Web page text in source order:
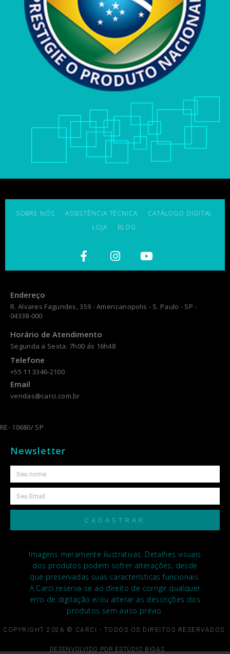
SOBRE NÓS ASSISTÊNCIA TÉCNICA
CATÁLOGO DIGITAL
LOJA
BLOG
Endereço
R. Alvares Fagundes, 359 - Americanopolis - S. Paulo - SP -
04338-000
Horário de Atendimento
Segunda a Sexta: 7h00 ás 16h48
Telefone
+55 11 3346-2100
Email
vendas@carci.com.br
RE- 10680/ SP
Newsletter
CADASTRAR
Imagens meramente ilustrativas. Detalhes visuais
dos produtos podem sofrer alterações, desde
que preservadas suas características funcionais.
A Carci reserva-se ao direito de corrigir qualquer
erro de digitação e/ou alterar as descrições dos
produtos sem aviso prévio.
COPYRIGHT 2026 © CARCI - TODOS OS DIREITOS RESERVADOS.
DESENVOLVIDO POR ESTÚDIO BIGAS